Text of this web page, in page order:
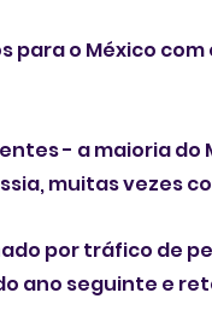
o México
- a maioria do
muitas vezes
por tráfico de
ano seguinte e